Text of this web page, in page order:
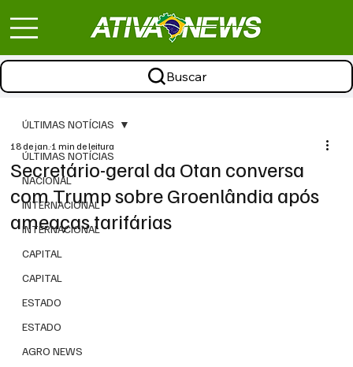
Buscar
ÚLTIMAS NOTÍCIAS
NACIONAL
INTERNACIONAL
INTERNACIONAL
CAPITAL
CAPITAL
ESTADO
ESTADO
AGRO NEWS
ÚLTIMAS NOTÍCIAS
Secretário-geral da Otan conversa
com Trump sobre Groenlândia após
ameaças tarifárias
18 de jan.1 min de leitura